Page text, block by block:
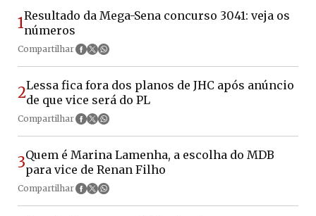
1Resultado da Mega-Sena concurso 3041: veja os
números
Compartilhar
2Lessa fica fora dos planos de JHC após anúncio
de que vice será do PL
Compartilhar
3Quem é Marina Lamenha, a escolha do MDB
para vice de Renan Filho
Compartilhar